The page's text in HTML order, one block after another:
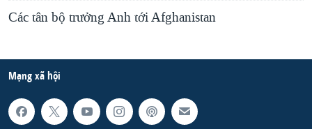
Các tân bộ trưởng Anh tới Afghanistan
Mạng xã hội